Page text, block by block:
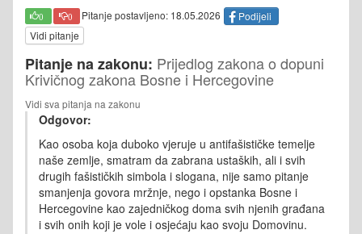
0 0 Pitanje postavljeno: 18.05.2026
Podijeli
Vidi pitanje
Pitanje na zakonu: Prijedlog zakona o dopuni
Krivičnog zakona Bosne i Hercegovine
Vidi sva pitanja na zakonu
Odgovor:
Kao osoba koja duboko vjeruje u antifašističke temelje
naše zemlje, smatram da zabrana ustaških, ali i svih
drugih fašističkih simbola i slogana, nije samo pitanje
smanjenja govora mržnje, nego i opstanka Bosne i
Hercegovine kao zajedničkog doma svih njenih građana
i svih onih koji je vole i osjećaju kao svoju Domovinu.